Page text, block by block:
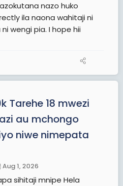
nazo huko
ila naona wahitaji ni
wengi pia. I hope hii
Tarehe 18 mwezi
au mchongo
niwe nimepata
Aug 1, 2026
sihitaji mnipe Hela